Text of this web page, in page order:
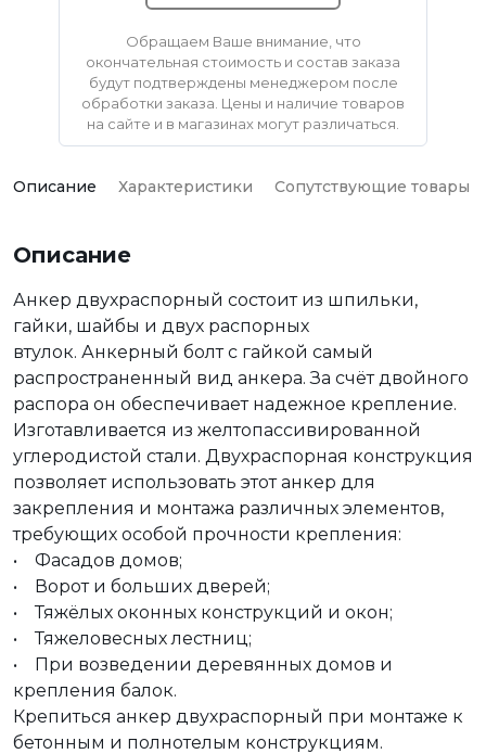
Обращаем Ваше внимание, что
окончательная стоимость и состав заказа
будут подтверждены менеджером после
обработки заказа. Цены и наличие товаров
на сайте и в магазинах могут различаться.
Описание Характеристики Сопутствующие товары
Описание
Анкер двухраспорный состоит из шпильки,
гайки, шайбы и двух распорных
втулок. Анкерный болт с гайкой самый
распространенный вид анкера. За счёт двойного
распора он обеспечивает надежное крепление.
Изготавливается из желтопассивированной
углеродистой стали. Двухраспорная конструкция
позволяет использовать этот анкер для
закрепления и монтажа различных элементов,
требующих особой прочности крепления:
• Фасадов домов;
• Ворот и больших дверей;
• Тяжёлых оконных конструкций и окон;
• Тяжеловесных лестниц;
• При возведении деревянных домов и
крепления балок.
Крепиться анкер двухраспорный при монтаже к
бетонным и полнотелым конструкциям.